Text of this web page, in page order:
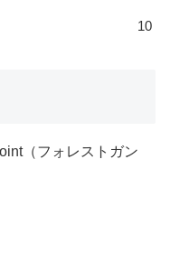
10
（フォレストガン